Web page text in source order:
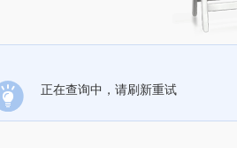
正在查询中，请刷新重试